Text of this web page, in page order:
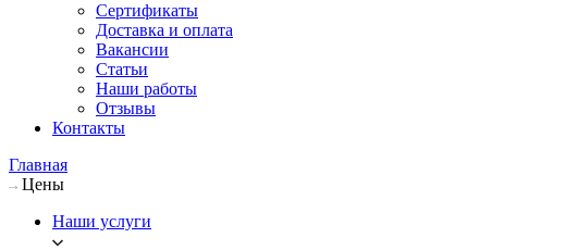
Сертификаты
Доставка и оплата
Вакансии
Статьи
Наши работы
Отзывы
Контакты
Главная
Цены
Наши услуги